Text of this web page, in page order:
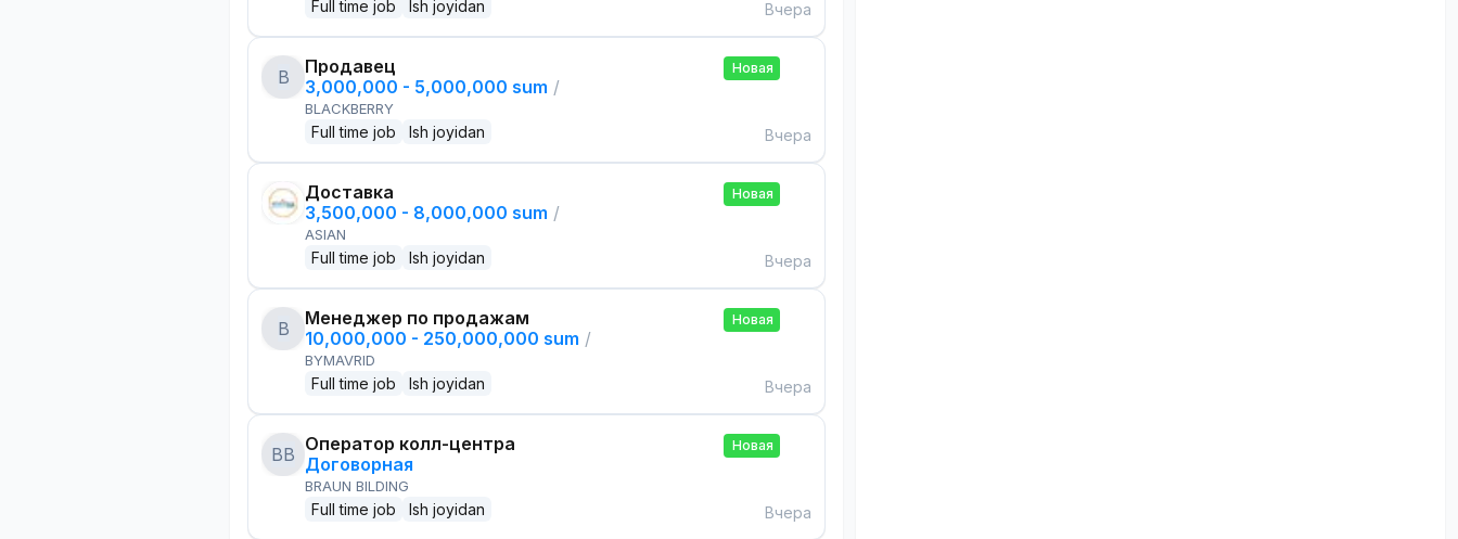
Full time job Ish joyidan Вчера
B
Продавец
3,000,000 - 5,000,000 sum /
BLACKBERRY
Full time job Ish joyidan
Новая
Вчера
Доставка
3,500,000 - 8,000,000 sum /
ASIAN
Full time job Ish joyidan
Новая
Вчера
B
Менеджер по продажам
10,000,000 - 250,000,000 sum /
BYMAVRID
Full time job Ish joyidan
Новая
Вчера
BB Оператор колл-центра
Договорная
BRAUN BILDING
Full time job Ish joyidan
Новая
Вчера